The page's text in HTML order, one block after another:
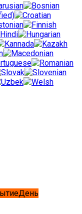
День